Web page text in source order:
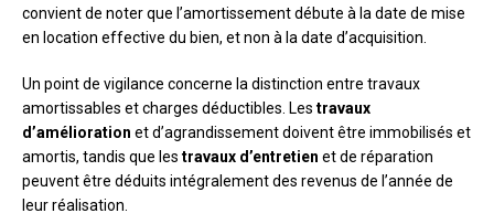
convient de noter que l’amortissement débute à la date de mise
en location effective du bien, et non à la date d’acquisition.
Un point de vigilance concerne la distinction entre travaux
amortissables et charges déductibles. Les travaux
d’amélioration et d’agrandissement doivent être immobilisés et
amortis, tandis que les travaux d’entretien et de réparation
peuvent être déduits intégralement des revenus de l’année de
leur réalisation.